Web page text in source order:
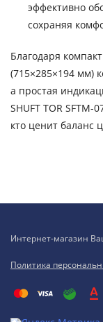
эффективно
сохраняя
Благодаря
(715×285×194 мм)
а простая
SHUFT TOR
кто ценит баланс
Интернет-магазин
Политика